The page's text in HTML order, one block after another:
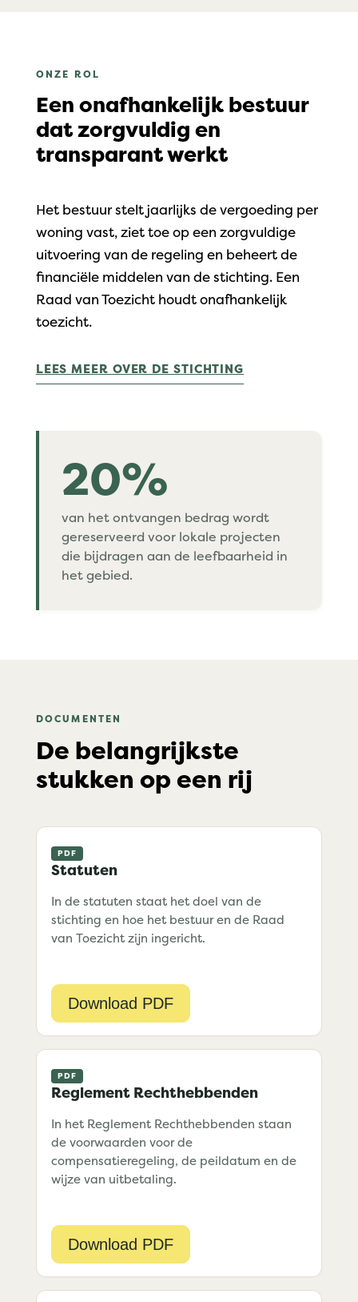
ONZE ROL
Een onafhankelijk bestuur
dat zorgvuldig en
transparant werkt
Het bestuur stelt jaarlijks de vergoeding per
woning vast, ziet toe op een zorgvuldige
uitvoering van de regeling en beheert de
financiële middelen van de stichting. Een
Raad van Toezicht houdt onafhankelijk
toezicht.
LEES MEER OVER DE STICHTING
20%
van het ontvangen bedrag wordt
gereserveerd voor lokale projecten
die bijdragen aan de leefbaarheid in
het gebied.
DOCUMENTEN
De belangrijkste
stukken op een rij
Statuten
In de statuten staat het doel van de
stichting en hoe het bestuur en de Raad
van Toezicht zijn ingericht.
Download PDF
Reglement Rechthebbenden
In het Reglement Rechthebbenden staan
de voorwaarden voor de
compensatieregeling, de peildatum en de
wijze van uitbetaling.
Download PDF